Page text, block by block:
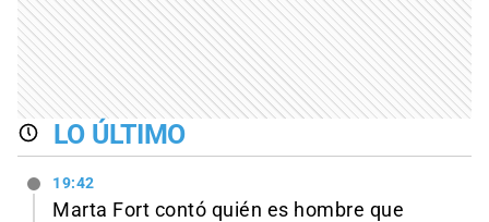
LO ÚLTIMO
19:42
Marta Fort contó quién es hombre que